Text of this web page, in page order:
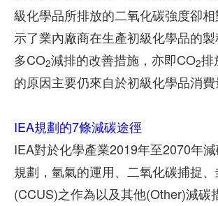
級化學品所排放的二氧化碳強度卻
示了業內廠商在生產初級化學品的
多CO2減排的改善措施，亦即CO2排
的原因主要仍來自於初級化學品消費
IEA規劃的7條減碳途徑
IEA對於化學產業2019年至2070年
規劃，氫氣的運用、二氧化碳捕捉
(CCUS)之作為以及其他(Other)減碳